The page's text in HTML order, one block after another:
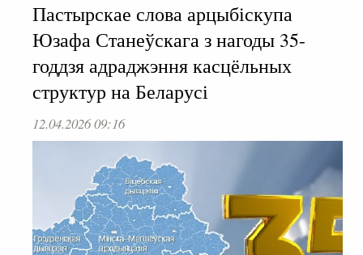
Пастырскае слова арцыбіскупа
Юзафа Станеўскага з нагоды 35-
годдзя адраджэння касцёльных
структур на Беларусі
12.04.2026 09:16